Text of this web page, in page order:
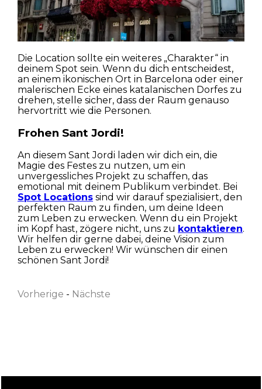
Vorname
Nachname
Die Location sollte ein weiteres „Charakter“ in
deinem Spot sein. Wenn du dich entscheidest,
an einem ikonischen Ort in Barcelona oder einer
malerischen Ecke eines katalanischen Dorfes zu
drehen, stelle sicher, dass der Raum genauso
hervortritt wie die Personen.
Frohen Sant Jordi!
An diesem Sant Jordi laden wir dich ein, die
Magie des Festes zu nutzen, um ein
unvergessliches Projekt zu schaffen, das
emotional mit deinem Publikum verbindet. Bei
Spot Locations sind wir darauf spezialisiert, den
perfekten Raum zu finden, um deine Ideen
zum Leben zu erwecken. Wenn du ein Projekt
im Kopf hast, zögere nicht, uns zu kontaktieren.
Wir helfen dir gerne dabei, deine Vision zum
Leben zu erwecken! Wir wünschen dir einen
schönen Sant Jordi!
Vorherige - Nächste